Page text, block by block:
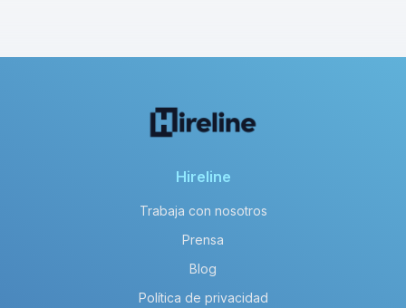
Hireline
Trabaja con nosotros
Prensa
Blog
Política de privacidad